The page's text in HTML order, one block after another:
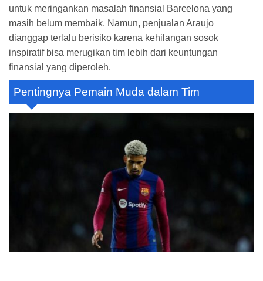
untuk meringankan masalah finansial Barcelona yang
masih belum membaik. Namun, penjualan Araujo
dianggap terlalu berisiko karena kehilangan sosok
inspiratif bisa merugikan tim lebih dari keuntungan
finansial yang diperoleh.
Pentingnya Pemain Muda dalam Tim